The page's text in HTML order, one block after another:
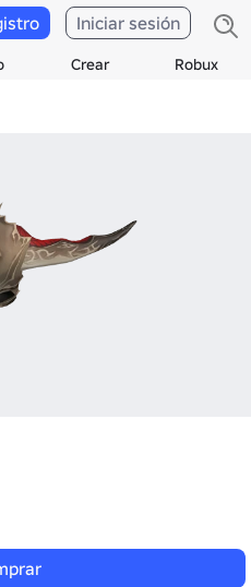
Crear Robux
Iniciar sesión